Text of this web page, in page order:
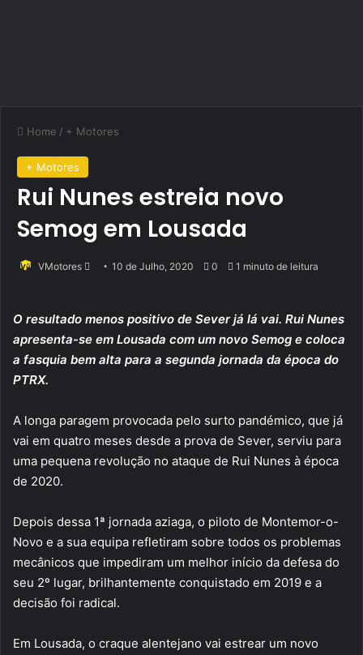
Home / + Motores
+ Motores
Rui Nunes estreia novo
Semog em Lousada
VMotores
Send10 de Julho, 2020 0 1 minuto de leitura
O resultado menos positivo de Sever já lá vai. Rui Nunes
apresenta-se em Lousada com um novo Semog e coloca
a fasquia bem alta para a segunda jornada da época do
PTRX.
A longa paragem provocada pelo surto pandémico, que já
vai em quatro meses desde a prova de Sever, serviu para
uma pequena revolução no ataque de Rui Nunes à época
de 2020.
Depois dessa 1ª jornada aziaga, o piloto de Montemor-o-
Novo e a sua equipa refletiram sobre todos os problemas
mecânicos que impediram um melhor início da defesa do
seu 2º lugar, brilhantemente conquistado em 2019 e a
decisão foi radical.
Em Lousada, o craque alentejano vai estrear um novo